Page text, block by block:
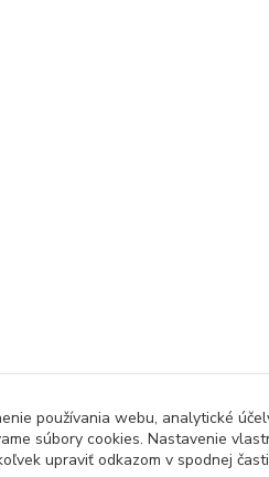
používania webu, analytické
súbory cookies. Nastavenie
upraviť odkazom v spodnej